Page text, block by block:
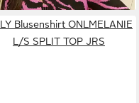
Blusenshirt ONLMELANIE
L/S SPLIT TOP JRS